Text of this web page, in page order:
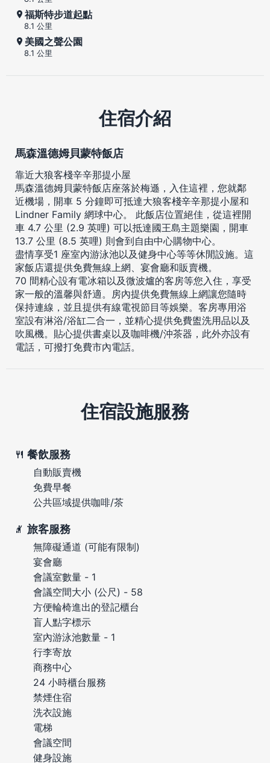
福斯特步道起點
8.1 公里
美國之聲公園
8.1 公里
住宿介紹
馬森溫德姆貝蒙特飯店
靠近大狼客棧辛辛那提小屋
馬森溫德姆貝蒙特飯店座落於梅遜，入住這裡，您就鄰
近機場，開車 5 分鐘即可抵達大狼客棧辛辛那提小屋和
Lindner Family 網球中心。 此飯店位置絕佳，從這裡開
車 4.7 公里 (2.9 英哩) 可以抵達國王島主題樂園，開車
13.7 公里 (8.5 英哩) 則會到自由中心購物中心。
盡情享受1 座室內游泳池以及健身中心等等休閒設施。這
家飯店還提供免費無線上網、宴會廳和販賣機。
70 間精心設有電冰箱以及微波爐的客房等您入住，享受
家一般的溫馨與舒適。房內提供免費無線上網讓您隨時
保持連線，並且提供有線電視節目等娛樂。客房專用浴
室設有淋浴/浴缸二合一，並精心提供免費盥洗用品以及
吹風機。貼心提供書桌以及咖啡機/沖茶器，此外亦設有
電話，可撥打免費市內電話。
住宿設施服務
餐飲服務
自動販賣機
免費早餐
公共區域提供咖啡/茶
旅客服務
無障礙通道 (可能有限制)
宴會廳
會議室數量 - 1
會議空間大小 (公尺) - 58
方便輪椅進出的登記櫃台
盲人點字標示
室內游泳池數量 - 1
行李寄放
商務中心
24 小時櫃台服務
禁煙住宿
洗衣設施
電梯
會議空間
健身設施